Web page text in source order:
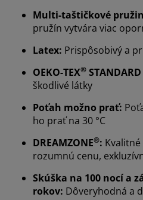
Multi-taštičkové
pružín vytvára viac
Latex: Prispôsobivý a
OEKO-TEX®
škodlivé látky
Poťah možno prať:
ho prať na 30 °C
DREAMZONE®:
rozumnú cenu,
Skúška na 100 nocí a
rokov: Dôveryhodná a
Prispôsobujeme váš